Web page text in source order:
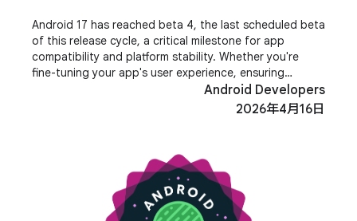
Android 17 has reached beta 4, the last scheduled beta
of this release cycle, a critical milestone for app
compatibility and platform stability. Whether you're
fine-tuning your app's user experience, ensuring
smooth edge-to-edge rendering, orAndroid Developers
2026年4月16日